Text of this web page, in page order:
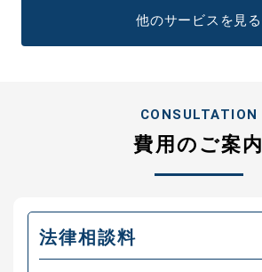
他のサービスを見る
CONSULTATION
費用のご案内
法律相談料